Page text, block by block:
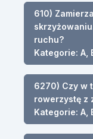
610)
ruchu?
Kategorie: A,
6270) Czy w
rowerzystę z
Kategorie: A,